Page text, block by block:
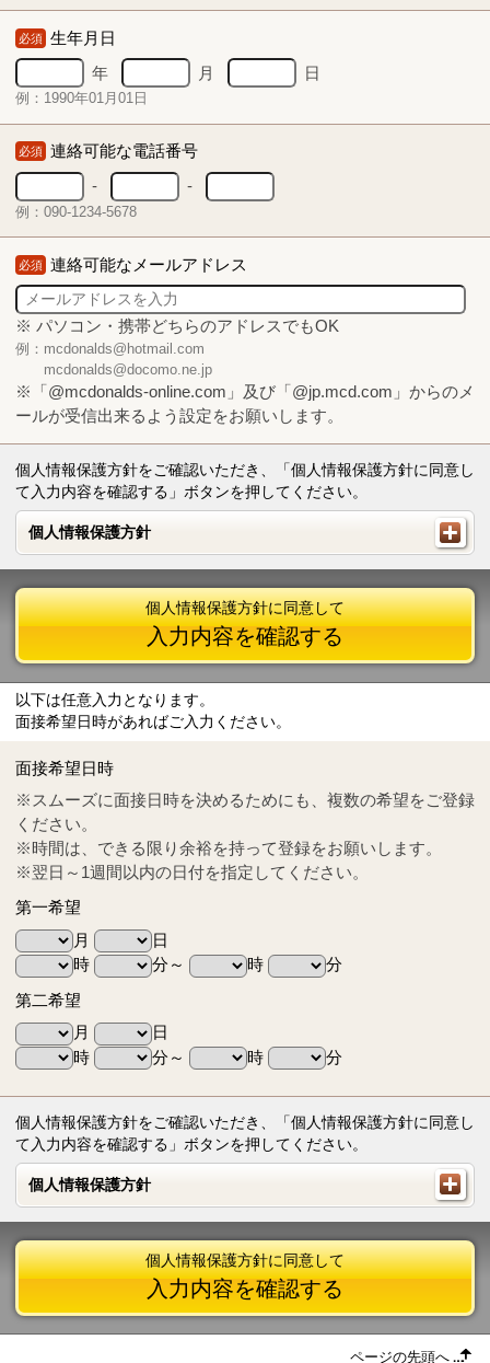
必須 生年月日
年
月 日
例：1990年01月01日
必須 連絡可能な電話番号
-
-
例：090-1234-5678
必須 連絡可能なメールアドレス
※ パソコン・携帯どちらのアドレスでもOK
例：mcdonalds@hotmail.com
mcdonalds@docomo.ne.jp
※「@mcdonalds-online.com」及び「@jp.mcd.com」からのメ
ールが受信出来るよう設定をお願いします。
個人情報保護方針をご確認いただき、「個人情報保護方針に同意し
て入力内容を確認する」ボタンを押してください。
個人情報保護方針
個人情報保護方針
Tel
0570-55-0314
個人情報保護方針に同意して
入力内容を確認する
以下は任意入力となります。
面接希望日時があればご入力ください。
面接希望日時
※スムーズに面接日時を決めるためにも、複数の希望をご登録
ください。
※時間は、できる限り余裕を持って登録をお願いします。
※翌日～1週間以内の日付を指定してください。
第一希望
月
日
時
分～ 時
分
第二希望
月
日
時
分～ 時 分
個人情報保護方針をご確認いただき、「個人情報保護方針に同意し
て入力内容を確認する」ボタンを押してください。
個人情報保護方針
個人情報保護方針
個人情報保護方針に同意して
入力内容を確認する
ページの先頭へ